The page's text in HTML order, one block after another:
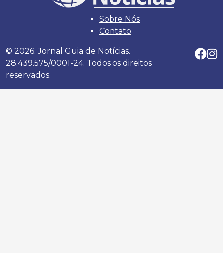
Sobre Nós
Contato
© 2026. Jornal Guia de Notícias.
28.439.575/0001-24. Todos os direitos
reservados.